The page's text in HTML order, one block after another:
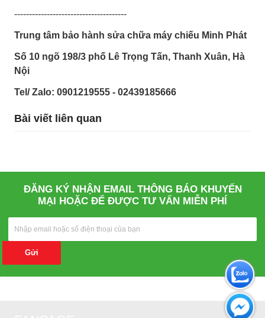
--------------------------------------
Trung tâm bảo hành sửa chữa máy chiếu Minh Phát
Số 10 ngõ 198/3 phố Lê Trọng Tấn, Thanh Xuân, Hà
Nội
Tel/ Zalo: 0901219555 - 02439185666
Bài viết liên quan
ĐĂNG KÝ NHẬN EMAIL THÔNG BÁO KHUYẾN
MẠI HOẶC ĐỂ ĐƯỢC TƯ VẤN MIỄN PHÍ
Gửi